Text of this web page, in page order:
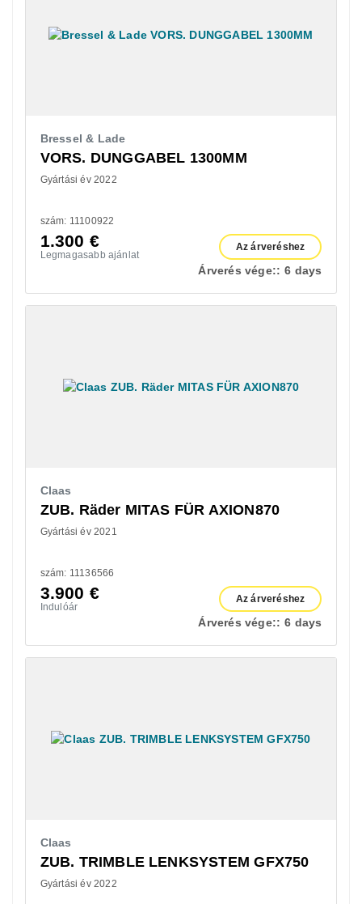
Bressel & Lade
VORS. DUNGGABEL 1300MM
Gyártási év 2022
szám: 11100922
1.300 €
Legmagasabb ajánlat
Az árveréshez
Árverés vége:: 6 days
Claas
ZUB. Räder MITAS FÜR AXION870
Gyártási év 2021
szám: 11136566
3.900 €
Indulóár
Az árveréshez
Árverés vége:: 6 days
Claas
ZUB. TRIMBLE LENKSYSTEM GFX750
Gyártási év 2022